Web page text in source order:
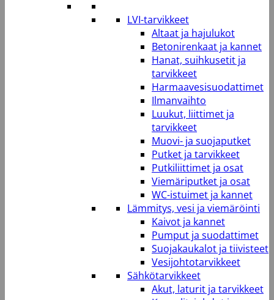
LVI-tarvikkeet
Altaat ja hajulukot
Betonirenkaat ja kannet
Hanat, suihkusetit ja
tarvikkeet
Harmaavesisuodattimet
Ilmanvaihto
Luukut, liittimet ja
tarvikkeet
Muovi- ja suojaputket
Putket ja tarvikkeet
Putkiliittimet ja osat
Viemäriputket ja osat
WC-istuimet ja kannet
Lämmitys, vesi ja viemäröinti
Kaivot ja kannet
Pumput ja suodattimet
Suojakaukalot ja tiivisteet
Vesijohtotarvikkeet
Sähkötarvikkeet
Akut, laturit ja tarvikkeet